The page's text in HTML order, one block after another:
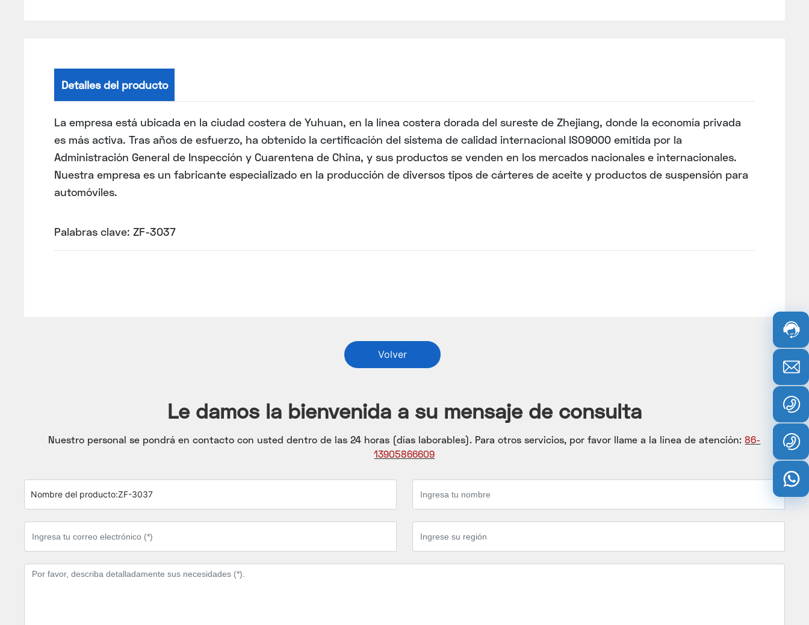
Detalles del producto
La empresa está ubicada en la ciudad costera de Yuhuan, en la línea costera dorada del sureste de Zhejiang, donde la economía privada
es más activa. Tras años de esfuerzo, ha obtenido la certificación del sistema de calidad internacional ISO9000 emitida por la
Administración General de Inspección y Cuarentena de China, y sus productos se venden en los mercados nacionales e internacionales.
Nuestra empresa es un fabricante especializado en la producción de diversos tipos de cárteres de aceite y productos de suspensión para
automóviles.
Palabras clave: ZF-3037
Volver
Le damos la bienvenida a su mensaje de consulta
Nuestro personal se pondrá en contacto con usted dentro de las 24 horas (días laborables). Para otros servicios, por favor llame a la línea de atención: 86-
13905866609
Nombre del producto:ZF-3037